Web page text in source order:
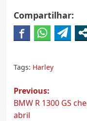
Compartilhar:
Tags: Harley
Post
Previous:
BMW R 1300 GS
abril